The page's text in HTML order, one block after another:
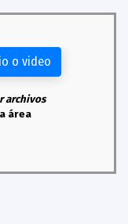
o video
archivos
área